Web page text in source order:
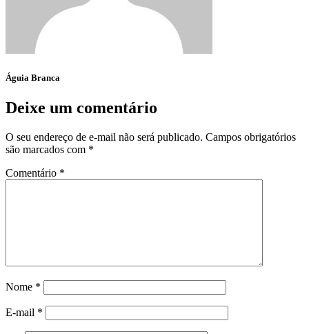
Águia Branca
Deixe um comentário
O seu endereço de e-mail não será publicado. Campos obrigatórios
são marcados com *
Comentário *
Nome *
E-mail *